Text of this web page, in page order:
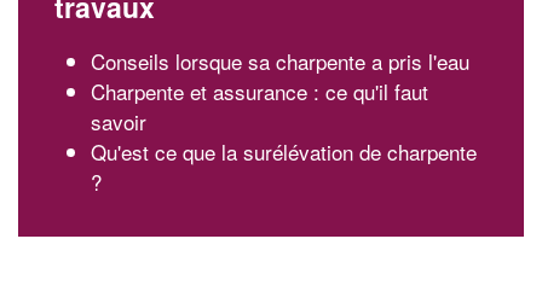
Conseils lorsque sa charpente a pris l'eau
Charpente et assurance : ce qu'il faut
savoir
Qu'est ce que la surélévation de charpente
?